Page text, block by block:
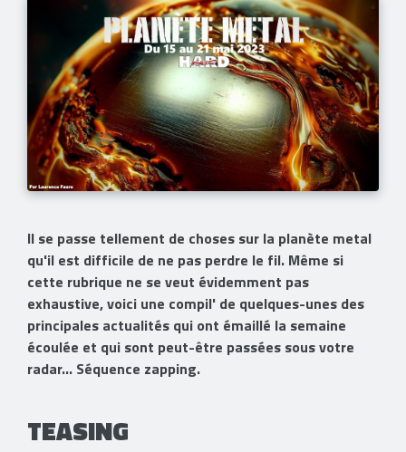
Il se passe tellement de choses sur la planète metal
qu'il est difficile de ne pas perdre le fil. Même si
cette rubrique ne se veut évidemment pas
exhaustive, voici une compil' de quelques-unes des
principales actualités qui ont émaillé la semaine
écoulée et qui sont peut-être passées sous votre
radar... Séquence zapping.
TEASING